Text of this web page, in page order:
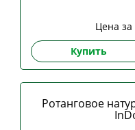
Цена
Купить
Ротанговое